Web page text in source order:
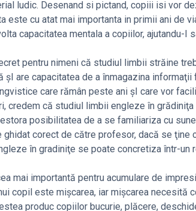
ludic. Desenand si pictand, copiii isi vor
este cu atat mai importanta in primii ani de
capacitatea mentala a copiilor, ajutandu-I
pentru nimeni că studiul limbii străine
şI are capacitatea de a înmagazina
care rămân peste ani şI care vor
credem că studiul limbii engleze în
posibilitatea de a se familiariza cu
corect de către profesor, dacă se
în gradiniţe se poate concretiza într-un
mai importantă pentru acumulare de
copil este mişcarea, iar mişcarea necesită
produc copiilor bucurie, plăcere,